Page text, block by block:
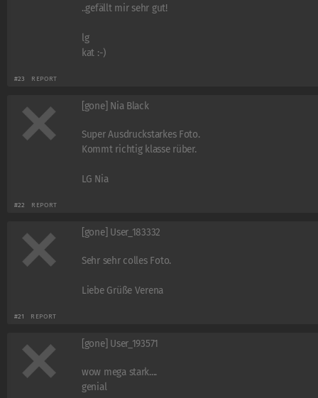
..gefällt mir sehr gut!
lg
kat :-)
#23 REPORT
[gone] Nia Black
Super Ausdruckstarkes Foto.
Kommt richtig klasse rüber.
LG Nia
#22 REPORT
[gone] User_183332
Sehr sehr colles Foto.
Liebe Grüße Verena
#21 REPORT
[gone] User_193571
wow mega stark....
genial